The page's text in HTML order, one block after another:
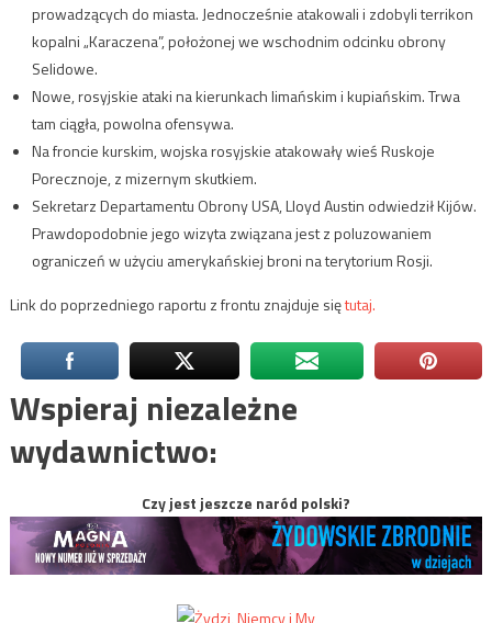
prowadzących do miasta. Jednocześnie atakowali i zdobyli terrikon
kopalni „Karaczena”, położonej we wschodnim odcinku obrony
Selidowe.
Nowe, rosyjskie ataki na kierunkach limańskim i kupiańskim. Trwa
tam ciągła, powolna ofensywa.
Na froncie kurskim, wojska rosyjskie atakowały wieś Ruskoje
Porecznoje, z mizernym skutkiem.
Sekretarz Departamentu Obrony USA, Lloyd Austin odwiedził Kijów.
Prawdopodobnie jego wizyta związana jest z poluzowaniem
ograniczeń w użyciu amerykańskiej broni na terytorium Rosji.
Link do poprzedniego raportu z frontu znajduje siętutaj.
Wspieraj niezależne
wydawnictwo:
Czy jest jeszcze naród polski?